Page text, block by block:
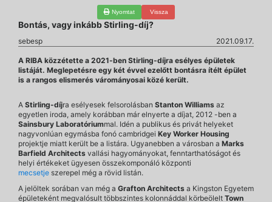
Nyomtat Vissza
Bontás, vagy inkább Stirling-díj?
sebesp 2021.09.17.
A RIBA közzétette a 2021-ben Stirling-díjra esélyes épületek
listáját. Meglepetésre egy két évvel ezelőtt bontásra ítélt épület
is a rangos elismerés várományosai közé került.
A Stirling-díjra esélyesek felsorolásban Stanton Williams az
egyetlen iroda, amely korábban már elnyerte a díjat, 2012 -ben a
Sainsbury Laboratóriummal. Idén a publikus és privát helyeket
nagyvonlúan egymásba fonó cambridgei Key Worker Housing
projektje miatt került be a listára. Ugyanebben a városban a Marks
Barfield Architects vallási hagyományokat, fenntarthatóságot és
helyi értékeket ügyesen összekomponáló központi
mecsetje szerepel még a rövid listán.
A jelöltek sorában van még a Grafton Architects a Kingston Egyetem
épületeként megvalósult többszintes kolonnáddal körbeölelt Town